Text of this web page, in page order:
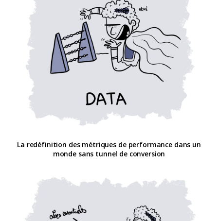
La redéfinition des métriques de performance dans un
monde sans tunnel de conversion